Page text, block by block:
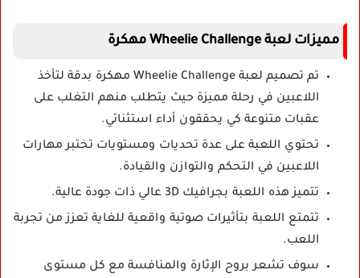
مميزات لعبة Wheelie Challenge مهكرة
تم تصميم لعبة Wheelie Challenge مهكرة بدقة لتأخذ
اللاعبين في رحلة مميزة حيث يتطلب منهم التغلب على
عقبات متنوعة كي يحققون أداء استثنائي.
تحتوي اللعبة على عدة تحديات ومستويات تختبر مهارات
اللاعبين في التحكم والتوازن والقيادة.
تتميز هذه اللعبة بجرافيك 3D عالي ذات جودة عالية.
تتمتع اللعبة بتأثيرات صوتية واقعية للغاية تعزز من تجربة
اللعب.
سوف تشعر بروح الإثارة والمنافسة مع كل مستوى